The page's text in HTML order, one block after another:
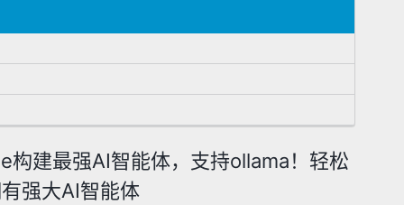
建最强AI智能体，支持ollama！轻松
强大AI智能体